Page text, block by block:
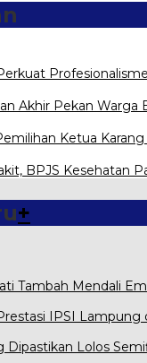
Akhir Pekan
Ketua
BPJS Kesehatan
+
Tambah Mendali
IPSI
Lolos